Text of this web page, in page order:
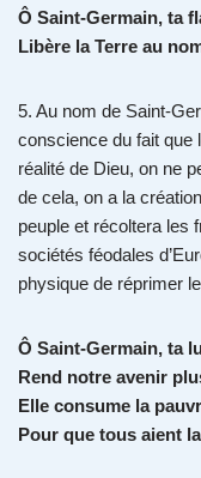
Ô Saint-Germain, ta
Libère la Terre au
5. Au nom de Saint-
conscience du fait que
réalité de Dieu, on ne
de cela, on a la
peuple et récoltera les
sociétés féodales
physique de réprimer
Ô Saint-Germain, ta
Rend notre avenir
Elle consume la
Pour que tous aient